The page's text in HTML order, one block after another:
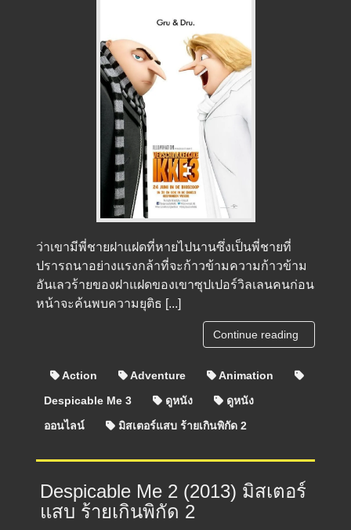
ว่าเขามีพี่ชายฝาแฝดที่หายไปนานซึ่งเป็นพี่ชายที่
ปรารถนาอย่างแรงกล้าที่จะก้าวข้ามความก้าวข้าม
อันเลวร้ายของฝาแฝดของเขาซุปเปอร์วิลเลนคนก่อน
หน้าจะค้นพบความยุติธ [...]
Continue reading
Action Adventure
Animation
Despicable Me 3
ดูหนัง
ดูหนัง
ออนไลน์
มิสเตอร์แสบ ร้ายเกินพิกัด 2
Despicable Me 2 (2013) มิสเตอร์
แสบ ร้ายเกินพิกัด 2